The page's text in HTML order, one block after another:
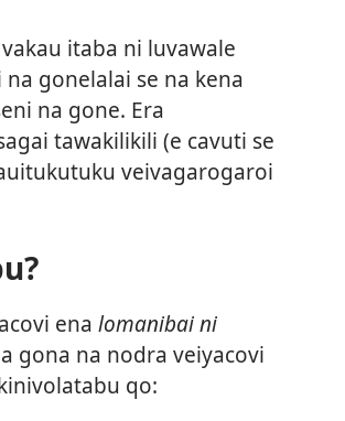
itaba ni luvawale
gonelalai se na kena
na gone. Era
tawakilikili (e cavuti se
veivagarogaroi
ena lomanibai ni
gona na nodra veiyacovi
qo: